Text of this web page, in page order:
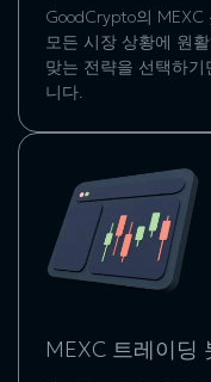
GoodCrypto의
모든 시장 상황에 원
맞는 전략을 선택하
니다.
MEXC 트레이딩